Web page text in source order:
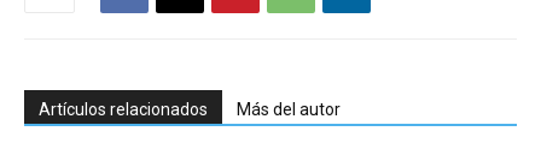
Artículos relacionados Más del autor